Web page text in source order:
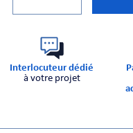
Interlocuteur dédié
à votre projet